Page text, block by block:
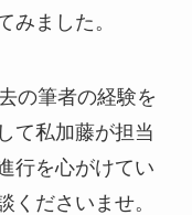
みました。
の筆者の経験を
て私加藤が担当
行を心がけてい
くださいませ。